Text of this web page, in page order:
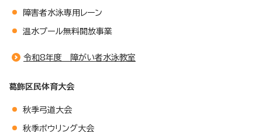
障害者水泳専用レーン
温水プール無料開放事業
令和8年度 障がい者水泳教室
葛飾区民体育大会
秋季弓道大会
秋季ボウリング大会